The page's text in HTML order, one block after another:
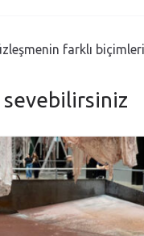
farklı biçimleri
sevebilirsiniz